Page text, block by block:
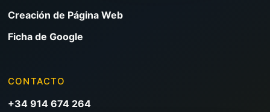
Creación de Página Web
Ficha de Google
CONTACTO
+34 914 674 264